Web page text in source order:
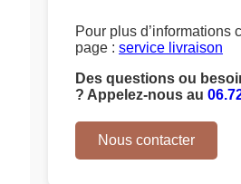
Pour plus d’informations
page : service livraison
Des questions ou
? Appelez-nous au
Nous contacter